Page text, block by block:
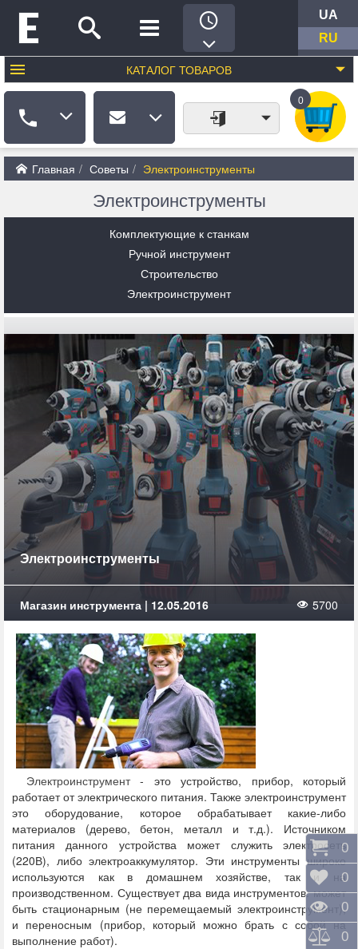
UA
RU
КАТАЛОГ ТОВАРОВ
0
Главная Советы Электроинструменты
Электроинструменты
Комплектующие к станкам
Ручной инструмент
Строительство
Электроинструмент
Электроинструменты
Магазин инструмента | 12.05.2016 5700
Электроинструмент- это устройство, прибор, который
работает от электрического питания. Также электроинструмент
это оборудование, которое обрабатывает какие-либо
материалов (дерево, бетон, металл и т.д.). Источником
питания данного устройства может служить электросеть
(220В), либо электроаккумулятор. Эти инструменты широко
используются как в домашнем хозяйстве, так и на
производственном. Существует два вида инструментов: может
быть стационарным (не перемещаемый электроинструмент),
и переносным (прибор, который можно брать с собой на
выполнение работ).
0
0
0
0